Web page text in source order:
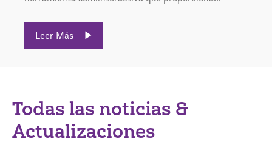
Leer Más
Todas las noticias &
Actualizaciones